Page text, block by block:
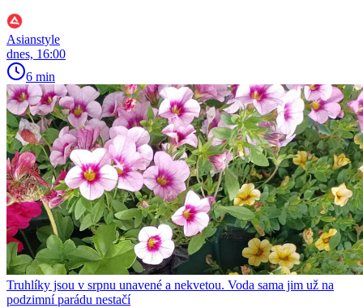
Asianstyle
dnes, 16:00
6 min
Truhlíky jsou v srpnu unavené a nekvetou. Voda sama jim už na
podzimní parádu nestačí